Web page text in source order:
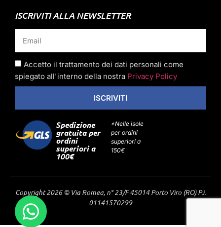
ISCRIVITI ALLA NEWSLETTER
Accetto il trattamento dei dati personali come
spiegato all'interno della nostra Privacy Policy
ISCRIVITI
Spedizione
gratuita per
ordini
superiori a
100€
*Nelle isole
per ordini
superiori a
150€
Copyright 2026 © Via Romea, n° 23/F 45014 Porto Viro (RO) P.i.
01141570299